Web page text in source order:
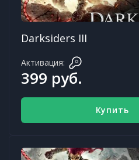
Darksiders III
Активация:
399 руб.
Купить